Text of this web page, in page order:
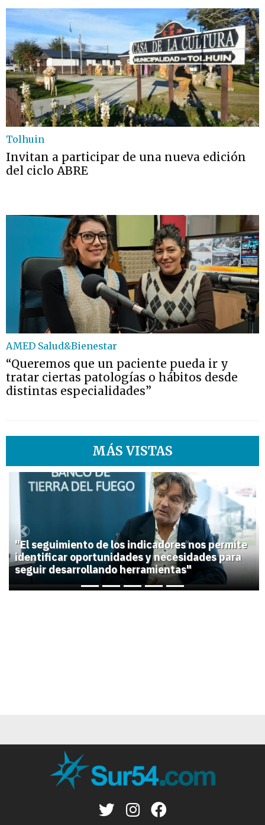
Tolhuin
Invitan a participar de una nueva edición
del ciclo ABRE
AMED Salud&Bienestar
“Queremos que un paciente pueda ir y
tratar ciertas patologías o hábitos desde
distintas especialidades”
MÁS VISTAS
1
"El seguimiento de los indicadores nos permite
identificar oportunidades y necesidades para
seguir desarrollando herramientas"
Previous Next